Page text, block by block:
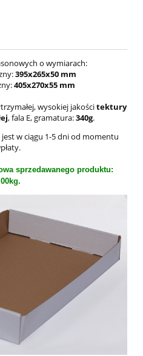
o wymiarach:
395x265x50 mm
405x270x55 mm
wysokiej jakościtektury
, fala E, gramatura:340g.
jest w ciągu 1-5 dni od momentu
sprzedawanego produktu: